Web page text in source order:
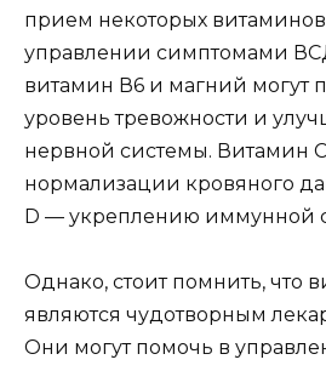
прием некоторых
управлении симптомами
витамин В6 и магний могут
уровень тревожности и
нервной системы. Витамин С
нормализации кровяного
D — укреплению иммунной
Однако, стоит помнить, что
являются чудотворным
Они могут помочь в